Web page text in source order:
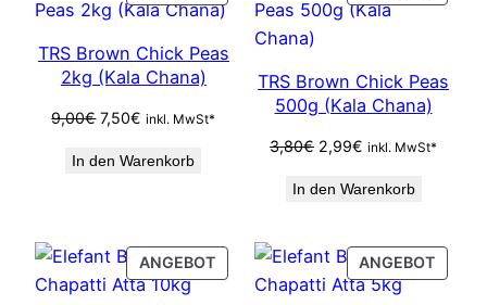
ON
TRS Brown Chick Peas
2kg (Kala Chana)
9,00€ Ursprünglicher
war:
7,50€ Aktueller
ist:
inkl. MwSt*
In den Warenkorb
ON
TRS Brown Chick Peas
500g (Kala Chana)
3,80€ Ursprünglicher
war:
2,99€ Aktueller
ist:
inkl. MwSt*
In den Warenkorb
ANGEBOTPRODUCT
ON
ANGEBOT
ON